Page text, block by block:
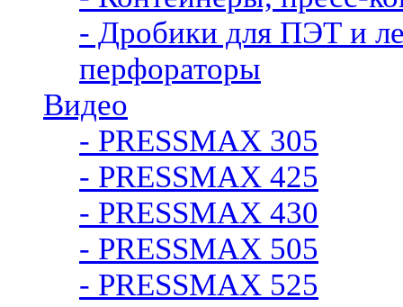
- Дробики для ПЭТ и
перфораторы
Видео
- PRESSMAX 305
- PRESSMAX 425
- PRESSMAX 430
- PRESSMAX 505
- PRESSMAX 525